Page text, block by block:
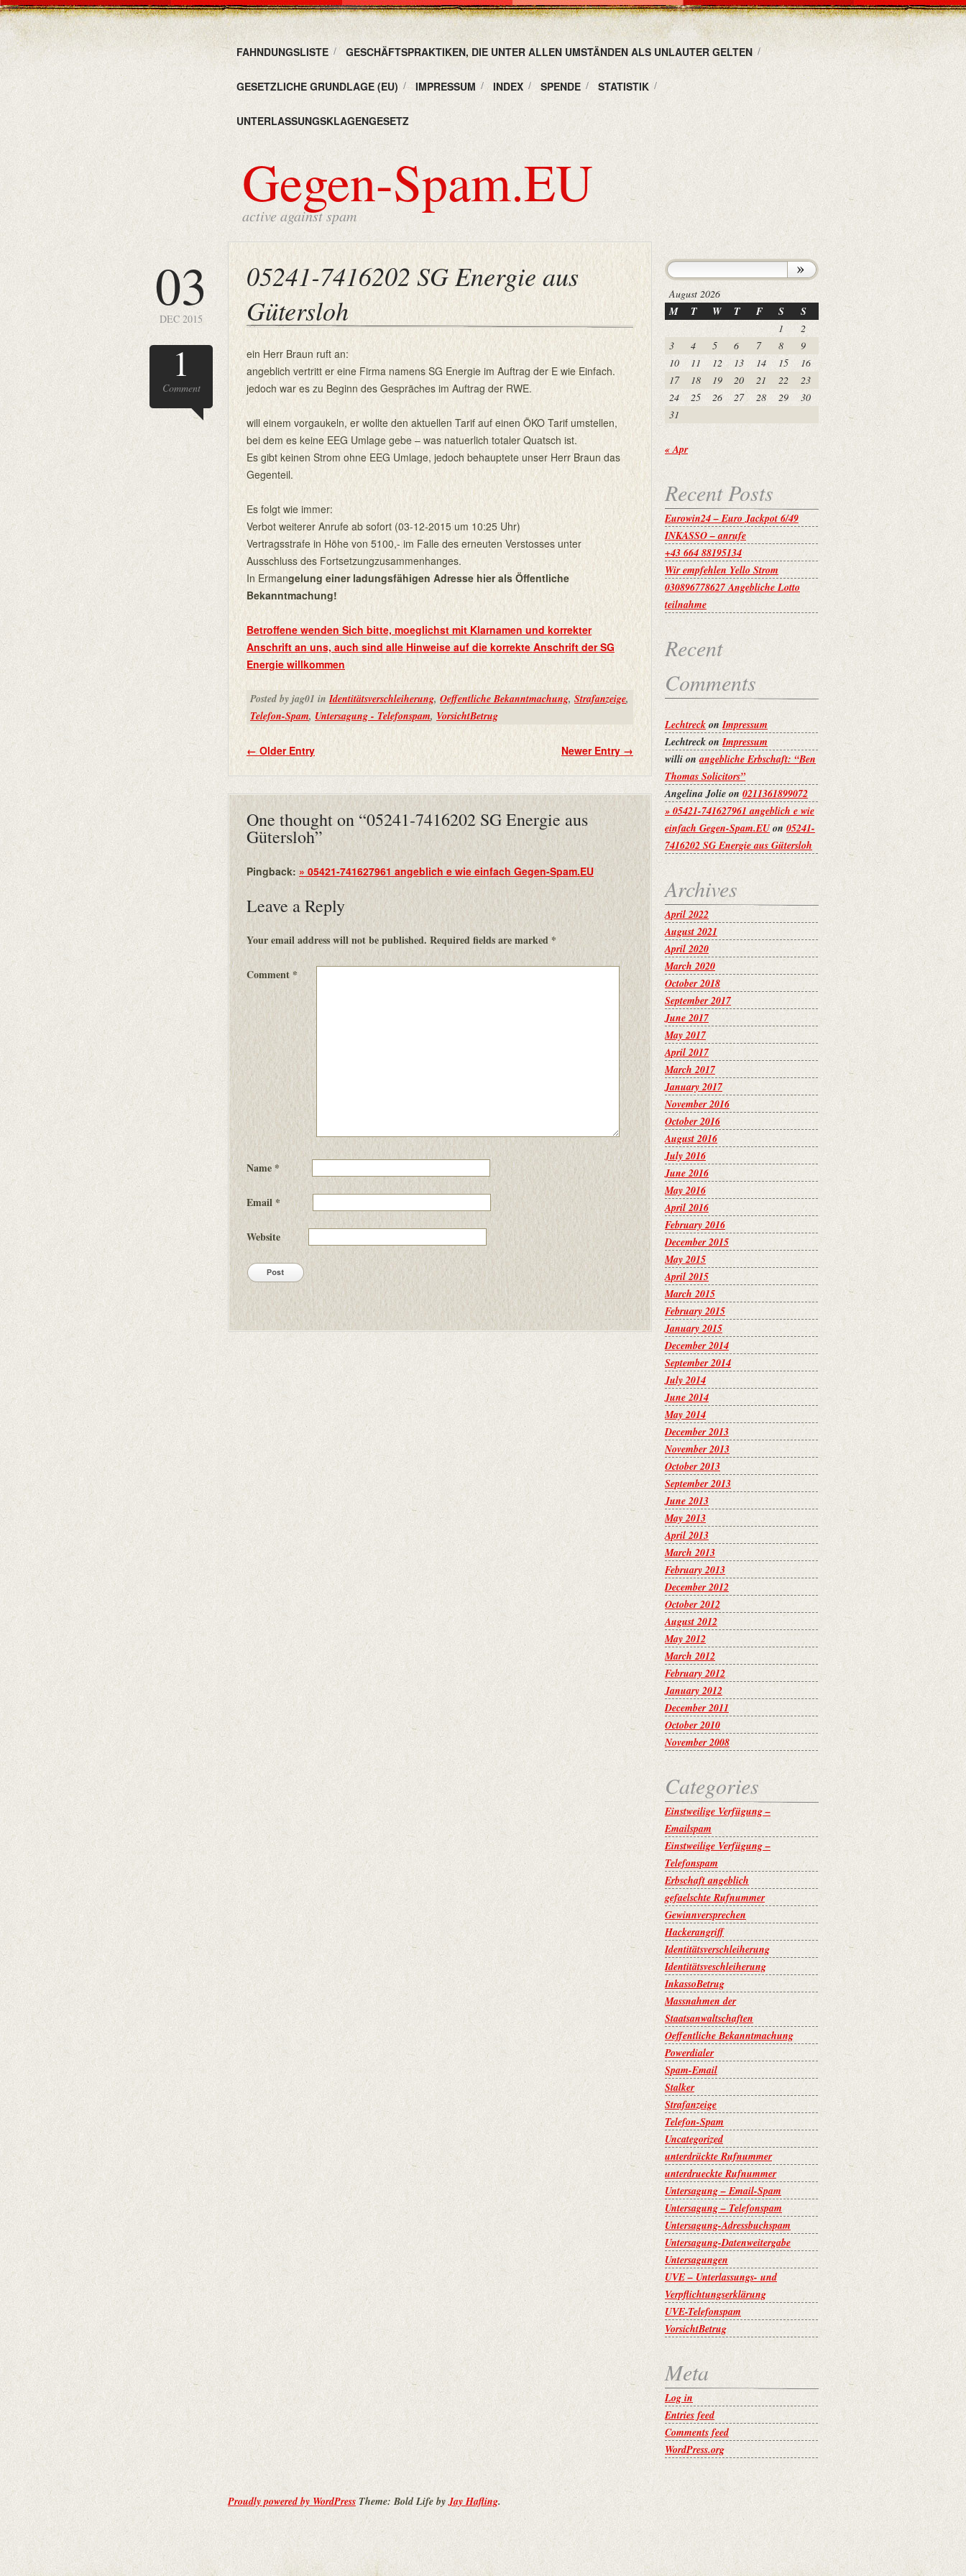
FAHNDUNGSLISTE GESCHÄFTSPRAKTIKEN, DIE UNTER ALLEN UMSTÄNDEN ALS UNLAUTER GELTEN
GESETZLICHE GRUNDLAGE (EU) IMPRESSUM INDEX SPENDE STATISTIK
UNTERLASSUNGSKLAGENGESETZ
Gegen-Spam.EU
active against spam
03
DEC 2015
1
Comment
05241-7416202 SG Energie aus
Gütersloh
ein Herr Braun ruft an:
angeblich vertritt er eine Firma namens SG Energie im Auftrag der E wie Einfach.
jedoch war es zu Beginn des Gespräches im Auftrag der RWE.
will einem vorgaukeln, er wollte den aktuellen Tarif auf einen ÖKO Tarif umstellen,
bei dem es keine EEG Umlage gebe – was natuerlich totaler Quatsch ist.
Es gibt keinen Strom ohne EEG Umlage, jedoch behauptete unser Herr Braun das
Gegenteil.
Es folgt wie immer:
Verbot weiterer Anrufe ab sofort (03-12-2015 um 10:25 Uhr)
Vertragsstrafe in Höhe von 5100,- im Falle des erneuten Verstosses unter
Ausschluss des Fortsetzungzusammenhanges.
In Ermangelung einer ladungsfähigen Adresse hier als Öffentliche
Bekanntmachung!
Betroffene wenden Sich bitte, moeglichst mit Klarnamen und korrekter
Anschrift an uns, auch sind alle Hinweise auf die korrekte Anschrift der SG
Energie willkommen
Posted by jag01 inIdentitätsverschleiherung, Oeffentliche Bekanntmachung, Strafanzeige,
Telefon-Spam, Untersagung - Telefonspam, VorsichtBetrug
← Older Entry Newer Entry →
One thought on “05241-7416202 SG Energie aus
Gütersloh”
Pingback: » 05421-741627961 angeblich e wie einfach Gegen-Spam.EU
Leave a Reply
Your email address will not be published. Required fields are marked*
Comment *
Name*
Email *
Website
August 2026
M T W T F S S
1
2
3
4 5 6 7 8
9
10
11 12 13 14 15
16
17
18 19 20 21 22
23
24
25 26 27 28 29
30
31
« Apr
Recent Posts
Eurowin24 – Euro Jackpot 6/49
INKASSO – anrufe
+43 664 88195134
Wir empfehlen Yello Strom
030896778627 Angebliche Lotto
teilnahme
Recent
Comments
Lechtreck onImpressum
LechtreckonImpressum
willi onangebliche Erbschaft: “Ben
Thomas Solicitors”
Angelina Jolie on 0211361899072
» 05421-741627961 angeblich e wie
einfach Gegen-Spam.EUon 05241-
7416202 SG Energie aus Gütersloh
Archives
April 2022
August 2021
April 2020
March 2020
October 2018
September 2017
June 2017
May 2017
April 2017
March 2017
January 2017
November 2016
October 2016
August 2016
July 2016
June 2016
May 2016
April 2016
February 2016
December 2015
May 2015
April 2015
March 2015
February 2015
January 2015
December 2014
September 2014
July 2014
June 2014
May 2014
December 2013
November 2013
October 2013
September 2013
June 2013
May 2013
April 2013
March 2013
February 2013
December 2012
October 2012
August 2012
May 2012
March 2012
February 2012
January 2012
December 2011
October 2010
November 2008
Categories
Einstweilige Verfügung –
Emailspam
Einstweilige Verfügung –
Telefonspam
Erbschaft angeblich
gefaelschte Rufnummer
Gewinnversprechen
Hackerangriff
Identitätsverschleiherung
Identitätsveschleiherung
InkassoBetrug
Massnahmen der
Staatsanwaltschaften
Oeffentliche Bekanntmachung
Powerdialer
Spam-Email
Stalker
Strafanzeige
Telefon-Spam
Uncategorized
unterdrückte Rufnummer
unterdrueckte Rufnummer
Untersagung – Email-Spam
Untersagung – Telefonspam
Untersagung-Adressbuchspam
Untersagung-Datenweitergabe
Untersagungen
UVE – Unterlassungs- und
Verpflichtungserklärung
UVE-Telefonspam
VorsichtBetrug
Meta
Log in
Entries feed
Comments feed
WordPress.org
Proudly powered by WordPressTheme: Bold Life byJay Hafling.